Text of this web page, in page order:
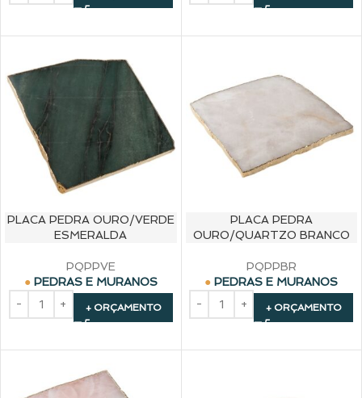
PLACA PEDRA OURO/VERDE
ESMERALDA
PQPPVE
PEDRAS E MURANOS
+ ORÇAMENTO
PLACA PEDRA
OURO/QUARTZO BRANCO
PQPPBR
PEDRAS E MURANOS
+ ORÇAMENTO